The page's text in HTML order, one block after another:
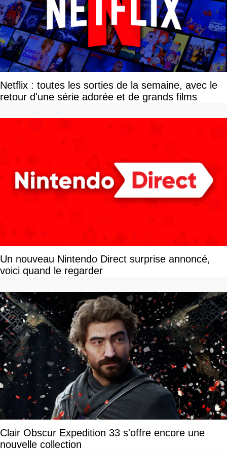
Netflix : toutes les sorties de la semaine, avec le
retour d'une série adorée et de grands films
Un nouveau Nintendo Direct surprise annoncé,
voici quand le regarder
Clair Obscur Expedition 33 s'offre encore une
nouvelle collection